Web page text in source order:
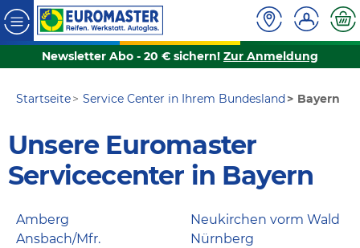
Newsletter Abo - 20 € sichern! Zur Anmeldung
Startseite Service Center in Ihrem Bundesland Bayern
Unsere Euromaster
Servicecenter in Bayern
Amberg
Ansbach/Mfr.
Neukirchen vorm Wald
Nürnberg